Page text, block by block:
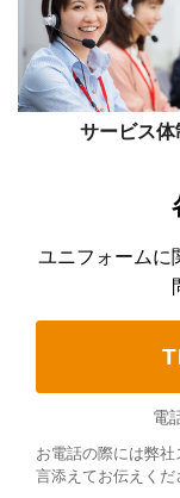
サービス体
ユニフォームに
電
お電話の際には弊
言添えてお伝えくだ